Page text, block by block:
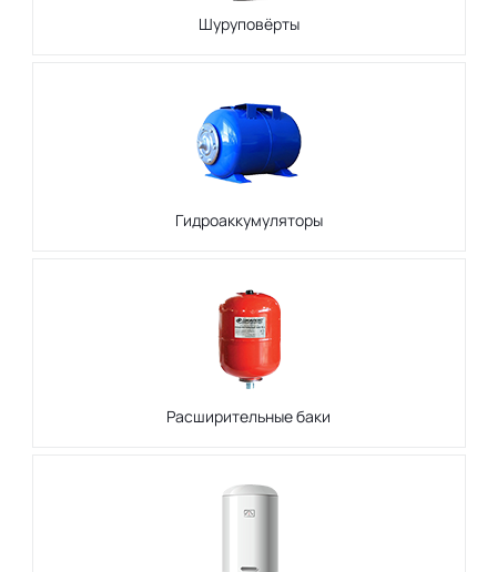
Шуруповёрты
Гидроаккумуляторы
Расширительные баки